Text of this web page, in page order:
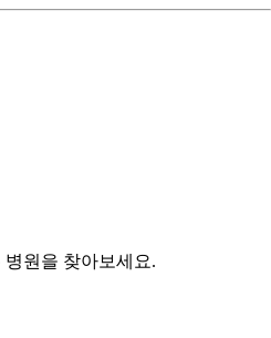
원을 찾아보세요.